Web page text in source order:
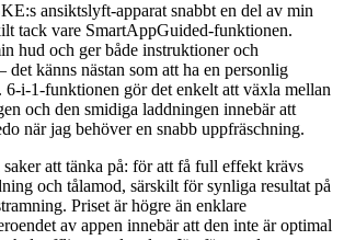
ansiktslyft-apparat snabbt en del av min
tack vare SmartAppGuided-funktionen.
hud och ger både instruktioner och
det känns nästan som att ha en personlig
6-i-1-funktionen gör det enkelt att växla mellan
och den smidiga laddningen innebär att
när jag behöver en snabb uppfräschning.
att tänka på: för att få full effekt krävs
och tålamod, särskilt för synliga resultat på
Priset är högre än enklare
av appen innebär att den inte är optimal